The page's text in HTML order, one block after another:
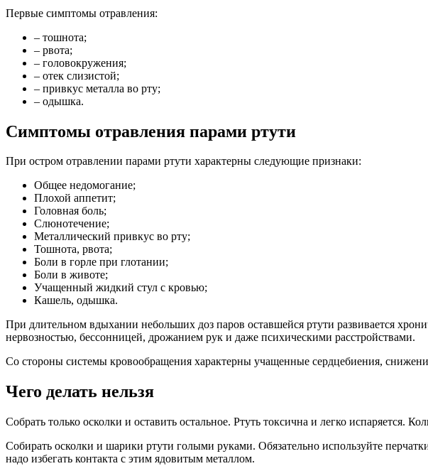
Первые симптомы отравления:
– тошнота;
– рвота;
– головокружения;
– отек слизистой;
– привкус металла во рту;
– одышка.
Симптомы отравления парами ртути
При остром отравлении парами ртути характерны следующие признаки:
Общее недомогание;
Плохой аппетит;
Головная боль;
Слюнотечение;
Металлический привкус во рту;
Тошнота, рвота;
Боли в горле при глотании;
Боли в животе;
Учащенный жидкий стул с кровью;
Кашель, одышка.
При длительном вдыхании небольших доз паров оставшейся ртути развивается
нервозностью, бессонницей, дрожанием рук и даже психическими расстройствами.
Со стороны системы кровообращения характерны учащенные сердцебиения,
Чего делать нельзя
Собрать только осколки и оставить остальное. Ртуть токсична и легко испаряется.
Собирать осколки и шарики ртути голыми руками. Обязательно используйте
надо избегать контакта с этим ядовитым металлом.